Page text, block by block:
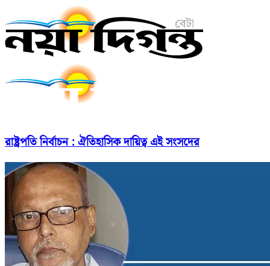
রাষ্ট্রপতি নির্বাচন : ঐতিহাসিক দায়িত্ব এই সংসদের